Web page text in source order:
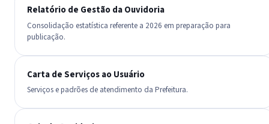
Relatório de Gestão da Ouvidoria
Consolidação estatística referente a 2026 em preparação para
publicação.
Carta de Serviços ao Usuário
Serviços e padrões de atendimento da Prefeitura.